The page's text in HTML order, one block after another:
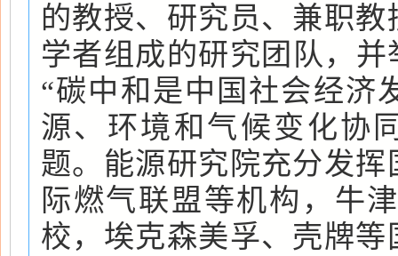
的教授、研究员、兼职
学者组成的研究团队，
“碳中和是中国社会经济
源、环境和气候变化协
题。能源研究院充分发
际燃气联盟等机构，牛
校，埃克森美孚、壳牌